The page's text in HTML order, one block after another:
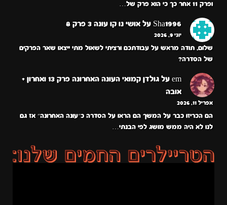
ופרק 11 אחר כך כי הוא פרק של…
Sha1996 על אושי נו קו עונה 3 פרק 8
יוני 9, 2026
שלום, תודה מראש על עבודתכם ורציתי לשאול מתי ייצאו שאר הפרקים
של הסדרה?
em על
גולדן קמואי העונה האחרונה פרק 13 ואחרון +
אובה
אפריל 11, 2026
הם הכריזו כבר על המשך הם הראו על הסדרה כ״עונה האחרונה״ אז גם
לנו לא היה ממש מושג לפי הבנתי…